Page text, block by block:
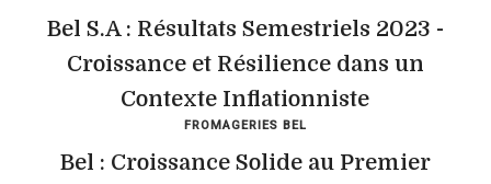
Bel S.A : Résultats Semestriels 2023 -
Croissance et Résilience dans un
Contexte Inflationniste
FROMAGERIES BEL
Bel : Croissance Solide au Premier